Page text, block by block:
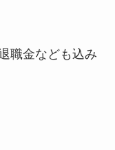
職金なども込み